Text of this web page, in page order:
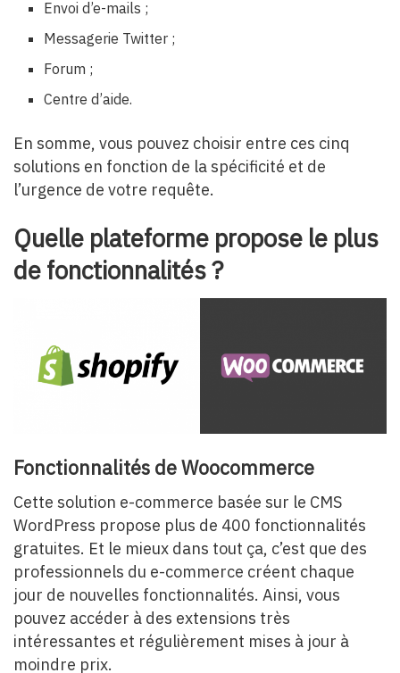
Envoi d’e-mails ;
Messagerie Twitter ;
Forum ;
Centre d’aide.
En somme, vous pouvez choisir entre ces cinq
solutions en fonction de la spécificité et de
l’urgence de votre requête.
Quelle plateforme propose le plus
de fonctionnalités ?
Fonctionnalités de Woocommerce
Cette solution e-commerce basée sur le CMS
WordPress propose plus de 400 fonctionnalités
gratuites. Et le mieux dans tout ça, c’est que des
professionnels du e-commerce créent chaque
jour de nouvelles fonctionnalités. Ainsi, vous
pouvez accéder à des extensions très
intéressantes et régulièrement mises à jour à
moindre prix.